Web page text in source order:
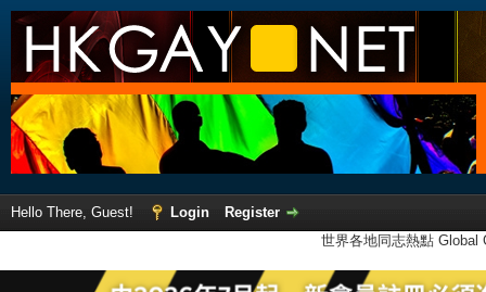
Hello There, Guest! Login
Register
世界各地同志熱點